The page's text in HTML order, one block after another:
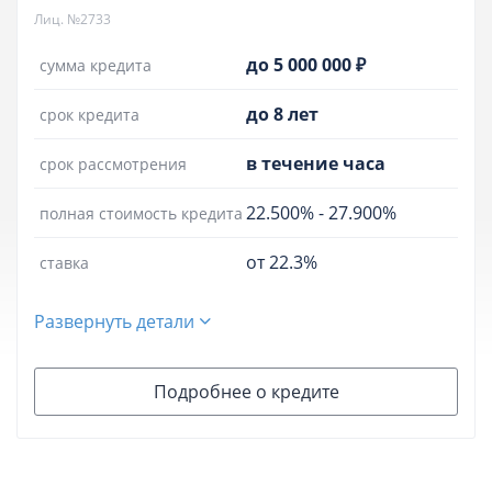
Лиц. №2733
сумма кредита до 5 000 000 ₽
срок кредита до 8 лет
срок рассмотрения в течение часа
полная стоимость кредита 22.500%-27.900%
ставка от 22.3%
Развернуть детали
Подробнее о кредите